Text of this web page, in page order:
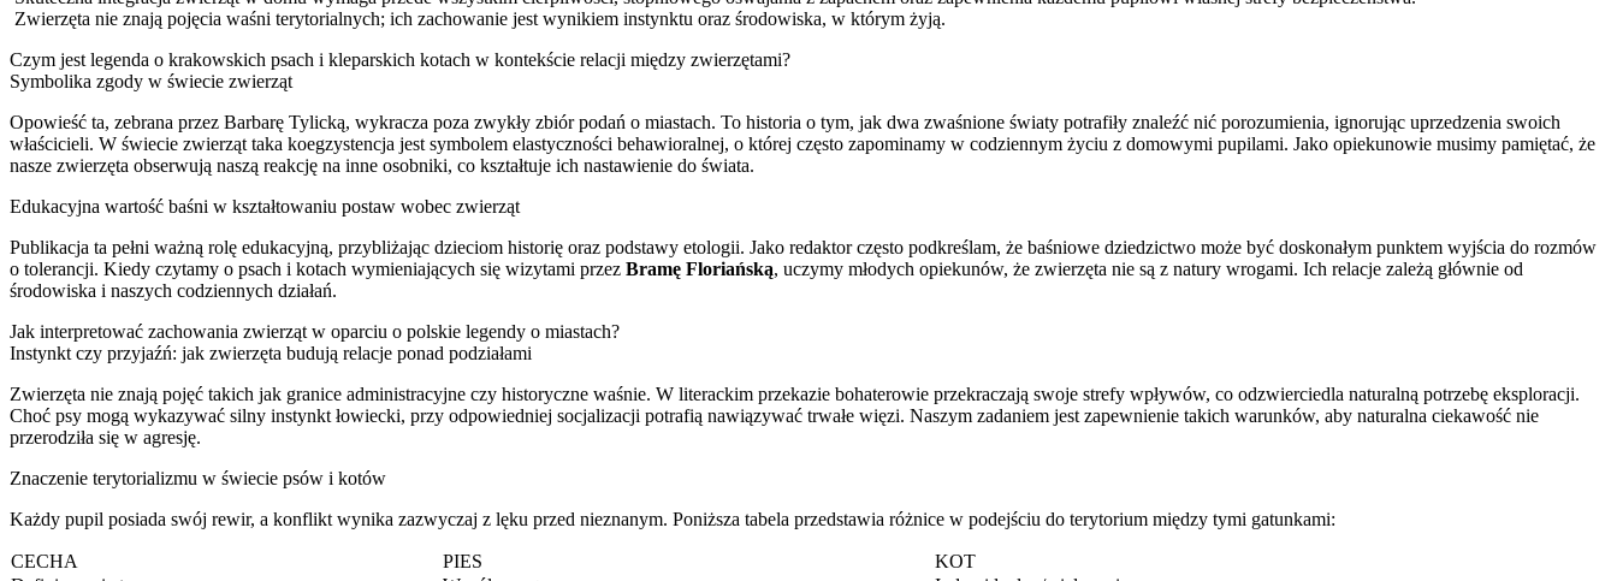
Zwierzęta nie znają pojęcia waśni terytorialnych; ich zachowanie jest wynikiem instynktu oraz środowiska, w którym żyją.
Czym jest legenda o krakowskich psach i kleparskich kotach w kontekście relacji między zwierzętami?
Symbolika zgody w świecie zwierząt
Opowieść ta, zebrana przez Barbarę Tylicką, wykracza poza zwykły zbiór podań o miastach. To historia o tym, jak dwa zwaśnione światy potrafiły znaleźć nić porozumienia, ignorując uprzedzenia swoich
właścicieli. W świecie zwierząt taka koegzystencja jest symbolem elastyczności behawioralnej, o której często zapominamy w codziennym życiu z domowymi pupilami. Jako opiekunowie musimy pamiętać, że
nasze zwierzęta obserwują naszą reakcję na inne osobniki, co kształtuje ich nastawienie do świata.
Edukacyjna wartość baśni w kształtowaniu postaw wobec zwierząt
Publikacja ta pełni ważną rolę edukacyjną, przybliżając dzieciom historię oraz podstawy etologii. Jako redaktor często podkreślam, że baśniowe dziedzictwo może być doskonałym punktem wyjścia do rozmów
o tolerancji. Kiedy czytamy o psach i kotach wymieniających się wizytami przez Bramę Floriańską, uczymy młodych opiekunów, że zwierzęta nie są z natury wrogami. Ich relacje zależą głównie od
środowiska i naszych codziennych działań.
Jak interpretować zachowania zwierząt w oparciu o polskie legendy o miastach?
Instynkt czy przyjaźń: jak zwierzęta budują relacje ponad podziałami
Zwierzęta nie znają pojęć takich jak granice administracyjne czy historyczne waśnie. W literackim przekazie bohaterowie przekraczają swoje strefy wpływów, co odzwierciedla naturalną potrzebę eksploracji.
Choć psy mogą wykazywać silny instynkt łowiecki, przy odpowiedniej socjalizacji potrafią nawiązywać trwałe więzi. Naszym zadaniem jest zapewnienie takich warunków, aby naturalna ciekawość nie
przerodziła się w agresję.
Znaczenie terytorializmu w świecie psów i kotów
Każdy pupil posiada swój rewir, a konflikt wynika zazwyczaj z lęku przed nieznanym. Poniższa tabela przedstawia różnice w podejściu do terytorium między tymi gatunkami:
CECHA PIES
KOT